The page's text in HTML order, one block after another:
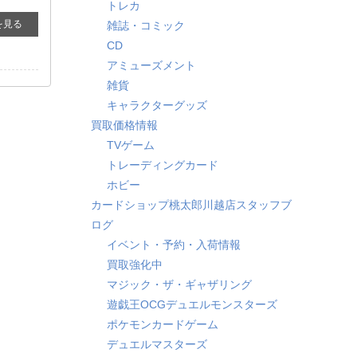
見る
トレカ
雑誌・コミック
CD
アミューズメント
雑貨
キャラクターグッズ
買取価格情報
TVゲーム
トレーディングカード
ホビー
カードショップ桃太郎川越店スタッフブ
ログ
イベント・予約・入荷情報
買取強化中
マジック・ザ・ギャザリング
遊戯王OCGデュエルモンスターズ
ポケモンカードゲーム
デュエルマスターズ